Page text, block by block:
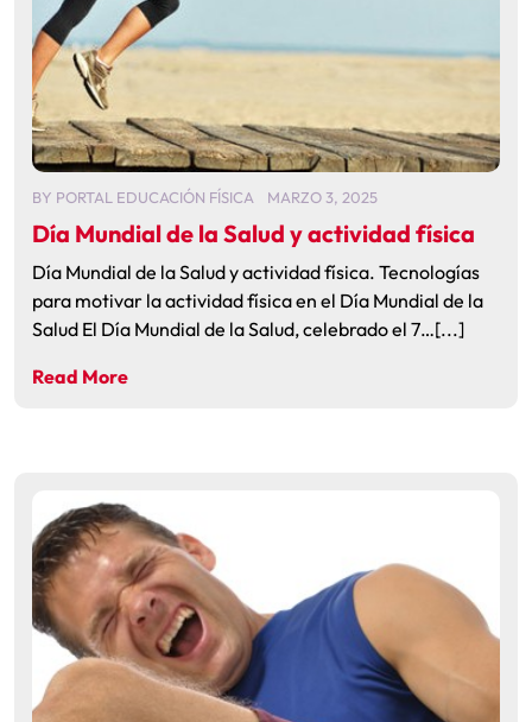
BY PORTAL EDUCACIÓN FÍSICA MARZO 3, 2025
Día Mundial de la Salud y actividad física
Día Mundial de la Salud y actividad física. Tecnologías
para motivar la actividad física en el Día Mundial de la
Salud El Día Mundial de la Salud, celebrado el 7…[...]
Read More